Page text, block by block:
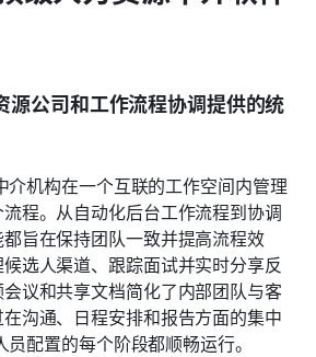
公司和工作流程协调提供的统
机构在一个互联的工作空间内管理
程。从自动化后台工作流程到协调
旨在保持团队一致并提高流程效
选人渠道、跟踪面试并实时分享反
议和共享文档简化了内部团队与客
沟通、日程安排和报告方面的集中
配置的每个阶段都顺畅运行。